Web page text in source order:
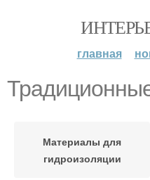
главная
Материалы для
гидроизоляции